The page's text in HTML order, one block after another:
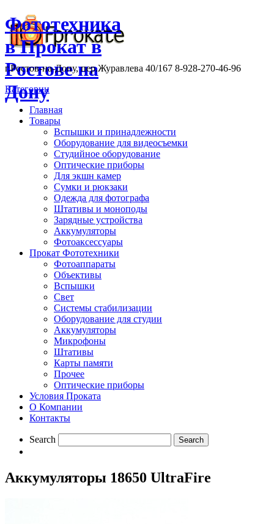
Фототехника
в Прокат в
Ростове на
Дону
г.Ростов-на-Дону, пер.Журавлева 40/167 8-928-270-46-96
Категории
Главная
Товары
Вспышки и принадлежности
Оборудование для видеосъемки
Студийное оборудование
Оптические приборы
Для экшн камер
Сумки и рюкзаки
Одежда для фотографа
Штативы и моноподы
Зарядные устройства
Аккумуляторы
Фотоаксессуары
Прокат Фототехники
Фотоаппараты
Объективы
Вспышки
Свет
Системы стабилизации
Оборудование для студии
Aккумуляторы
Микрофоны
Штативы
Карты памяти
Прочее
Оптические приборы
Условия Проката
О Компании
Контакты
Search
Аккумуляторы 18650 UltraFire